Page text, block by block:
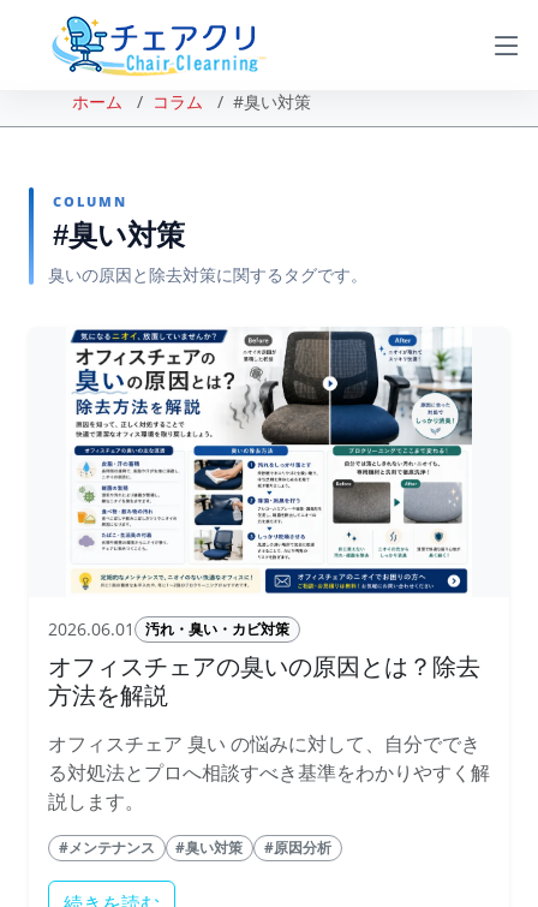
ホーム コラム #臭い対策
COLUMN
#臭い対策
臭いの原因と除去対策に関するタグです。
2026.06.01 汚れ・臭い・カビ対策
オフィスチェアの臭いの原因とは？除去
方法を解説
オフィスチェア 臭い の悩みに対して、自分ででき
る対処法とプロへ相談すべき基準をわかりやすく解
説します。
#メンテナンス #臭い対策 #原因分析